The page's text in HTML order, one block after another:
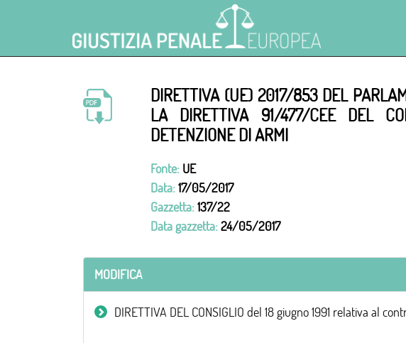
DIRETTIVA (UE) 2017/853 DEL
LA DIRETTIVA 91/477/CEE DEL
DETENZIONE DI ARMI
Fonte: UE
Data:17/05/2017
Gazzetta:137/22
Data gazzetta:24/05/2017
MODIFICA
DIRETTIVA DEL CONSIGLIO del 18 giugno 1991 relativa al